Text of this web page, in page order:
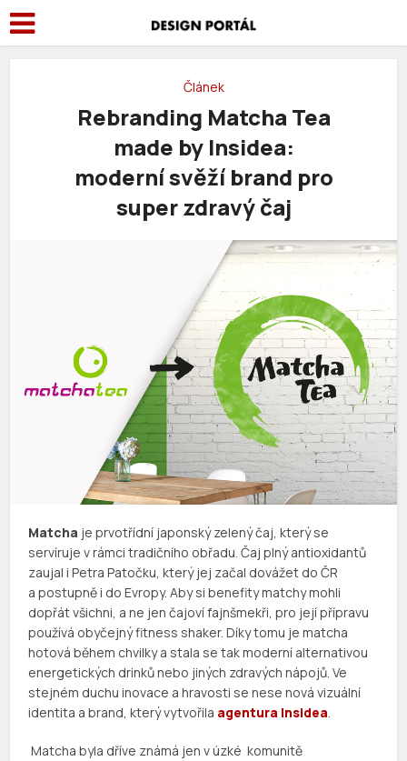
Článek
Rebranding Matcha Tea
made by Insidea:
moderní svěží brand pro
super zdravý čaj
Matcha je prvotřídní japonský zelený čaj, který se
servíruje v rámci tradičního obřadu. Čaj plný antioxidantů
zaujal i Petra Patočku, který jej začal dovážet do ČR
a postupně i do Evropy. Aby si benefity matchy mohli
dopřát všichni, a ne jen čajoví fajnšmekři, pro její přípravu
používá obyčejný fitness shaker. Díky tomu je matcha
hotová během chvilky a stala se tak moderní alternativou
energetických drinků nebo jiných zdravých nápojů. Ve
stejném duchu inovace a hravosti se nese nová vizuální
identita a brand, který vytvořila agentura Insidea.
Matcha byla dříve známá jen v úzké komunitě